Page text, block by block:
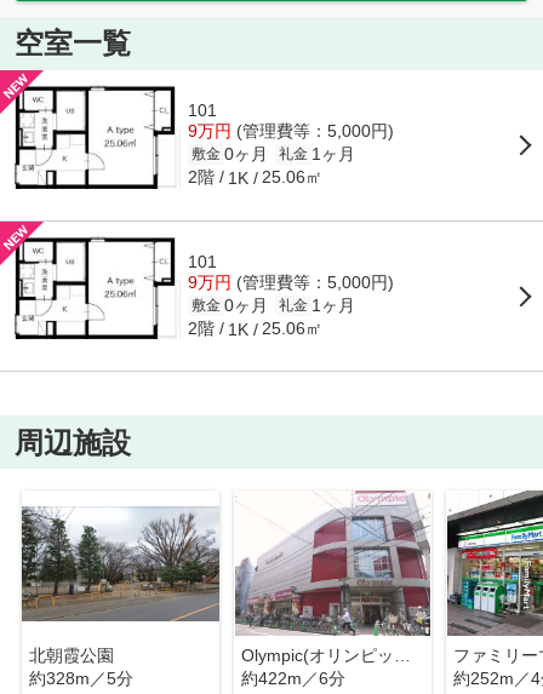
空室一覧
101
9万円 (管理費等：5,000円)
敷金 0ヶ月 礼金 1ヶ月
2階 1K 25.06㎡
101
9万円 (管理費等：5,000円)
敷金 0ヶ月 礼金 1ヶ月
2階 1K 25.06㎡
周辺施設
北朝霞公園
約328m／5分
約422m／6分
約252m／